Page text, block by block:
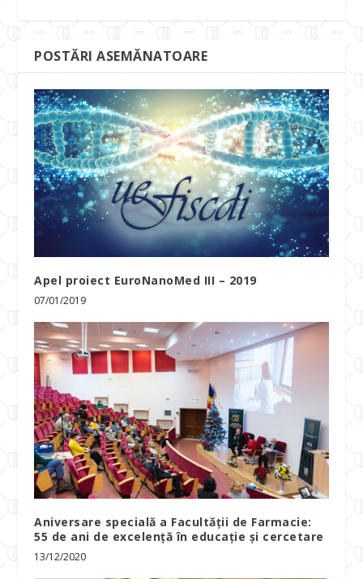
POSTĂRI ASEMĂNATOARE
Apel proiect EuroNanoMed III – 2019
07/01/2019
Aniversare specială a Facultății de Farmacie:
55 de ani de excelență în educație și cercetare
13/12/2020